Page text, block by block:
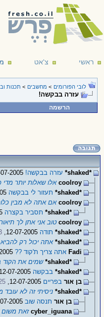
ראשי צ'אט
לובי הפורומים > מחשבים > תכנות
עזרה בבקשה!
הרשמה
*shaked* עזרה בבקשה!
coolroy אלו שאלות יותר מדי
*shaked*
תעזור לי בבקשה
coolroy אם אתה לא מבין
*shaked*
תסביר בקצרה
coolroy טוב אני אתן לך
*shaked*
תודה
*shaked*
אתה יכול רק להביא
Fadi אתה צריך ת'קוד ??12-07-2005,
*shaked*
שמים את הקוד
*shaked*
בבקשה
בן אור בפריים
*shaked*
ניסיתי זה לא
בן אור תנסה שוב12-07-2005,
cyber_iguana זאת